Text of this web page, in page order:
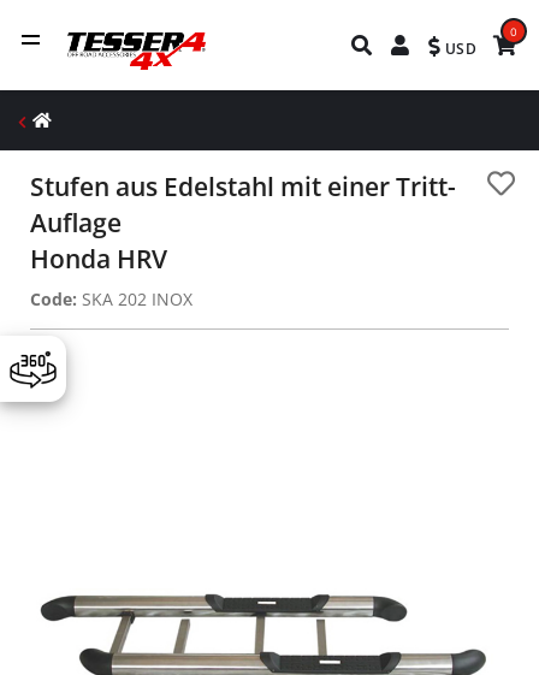
USD
0
Stufen aus Edelstahl mit einer Tritt-
Auflage
Honda HRV
Code: SKA 202 INOX